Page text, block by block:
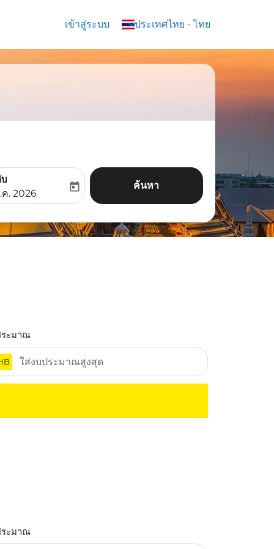
เข้าสู่ระบบ ประเทศไทย - ไทย
keyboard_arrow_down
labelreturn-date-aria-label
ค. 2026
today ค้นหา
ะมาณ
ะมาณ